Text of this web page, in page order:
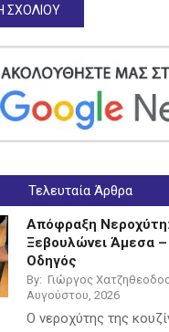
Τελευταία Άρθρα
Απόφραξη
Ξεβουλώνει Άμεσα
Οδηγός
By: Γιώργος
Αυγούστου, 2026
Ο νεροχύτης της